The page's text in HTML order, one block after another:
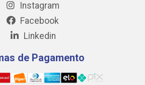
Instagram
Facebook
Linkedin
de Pagamento